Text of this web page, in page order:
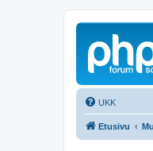
UKK
Etusivu